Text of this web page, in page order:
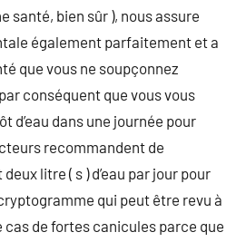
santé, bien sûr ), nous assure
également parfaitement et a
que vous ne soupçonnez
conséquent que vous vous
d’eau dans une journée pour
recommandent de
litre ( s ) d’eau par jour pour
qui peut être revu à
cas de fortes canicules parce que